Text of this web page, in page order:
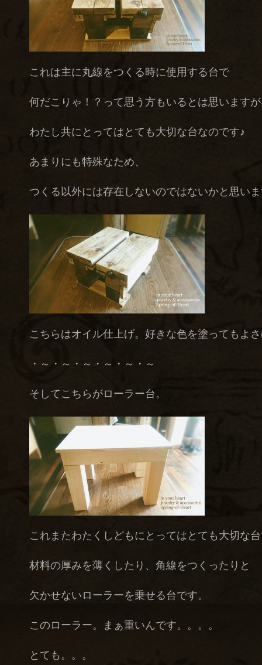
これは主に丸線をつくる時に使用する台で
何だこりゃ！？って思う方もいるとは思いますが
わたし共にとってはとても大切な台なのです♪
あまりにも特殊なため、
つくる以外には存在しないのではないかと思い
こちらはオイル仕上げ。好きな色を塗ってもよ
・～・～・～・～・～・～
そしてこちらがローラー台。
これまたわたくしどもにとってはとても大切な
材料の厚みを薄くしたり、角線をつくったりと
欠かせないローラーを乗せる台です。
このローラー。まぁ重いんです。。。。
とても。。。